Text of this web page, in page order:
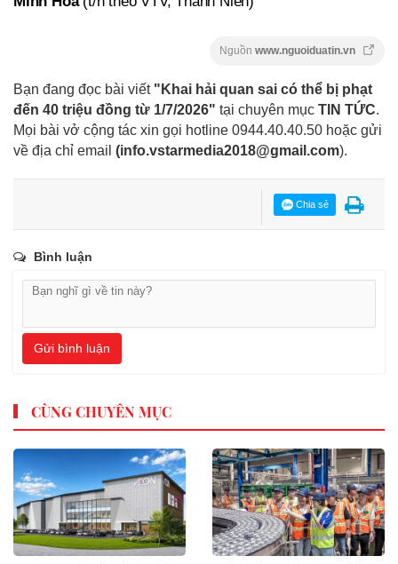
Nguồn www.nguoiduatin.vn
Bạn đang đọc bài viết "Khai hải quan sai có thể bị phạt
đến 40 triệu đồng từ 1/7/2026" tại chuyên mục TIN TỨC.
Mọi bài vở cộng tác xin gọi hotline 0944.40.40.50 hoặc gửi
về địa chỉ email (info.vstarmedia2018@gmail.com).
Chia sẻ
Bình luận
Gửi bình luận
CÙNG CHUYÊN MỤC